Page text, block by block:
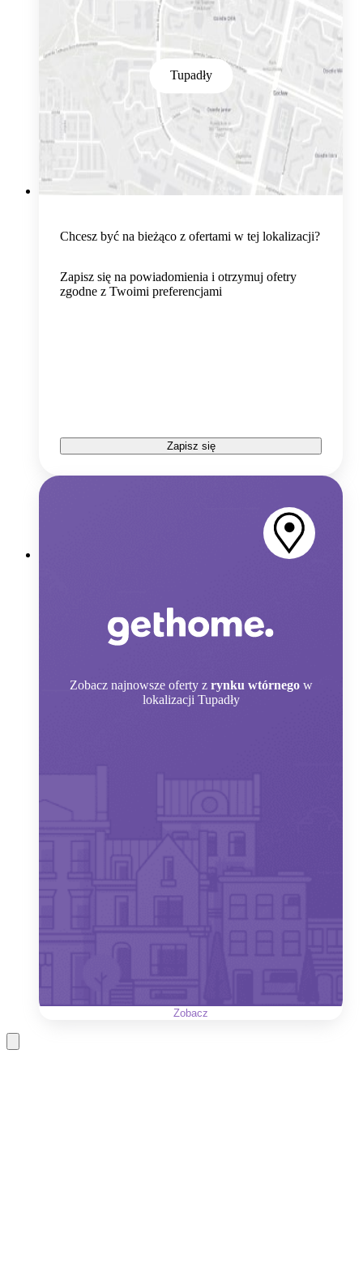
Tupadły
Chcesz być na bieżąco z ofertami w tej lokalizacji?
Zapisz się na powiadomienia i otrzymuj ofetry
zgodne z Twoimi preferencjami
Zapisz się
Zobacz najnowsze oferty z rynku wtórnego w
lokalizacji Tupadły
Zobacz